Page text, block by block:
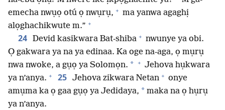
emecha nwụọ otú ọ nwụrụ, + ma yanwa agaghị
alọghachikwute m.” +
24 Devid kasikwara Bat-shiba + nwunye ya obi.
Ọ gakwara ya na ya edinaa. Ka oge na-aga, ọ mụrụ
nwa nwoke, a gụọ ya Solomọn. * + Jehova hụkwara
ya n’anya. + 25 Jehova zikwara Netan + onye
amụma ka ọ gaa gụọ ya Jedidaya, * maka na ọ hụrụ
ya n’anya.